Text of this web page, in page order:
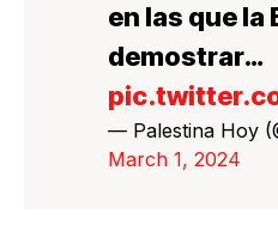
en las que la
demostrar…
— Palestina Hoy
March 1, 2024